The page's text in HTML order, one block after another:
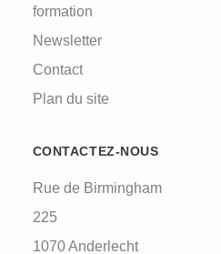
formation
Newsletter
Contact
Plan du site
CONTACTEZ-NOUS
Rue de Birmingham
225
1070 Anderlecht